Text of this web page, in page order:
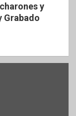
y
Grabado